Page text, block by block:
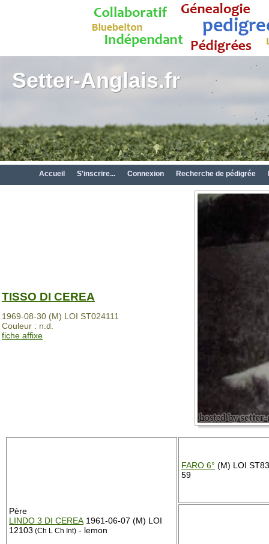
Setter-Anglais.fr
Accueil S'inscrire... Connexion Recherche de pédigrée
TISSO DI CEREA
1969-08-30 (M) LOI ST024111
Couleur : n.d.
fiche affixe
Père
LINDO 3 DI CEREA 1961-06-07 (M) LOI
12103 (Ch L Ch Int) - lemon
FARO 6° (M) LOI
59